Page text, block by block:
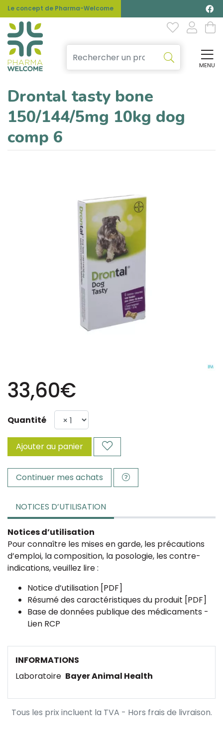
Le concept de Pharma-Welcome
MENU
Drontal tasty bone
150/144/5mg 10kg dog
comp 6
33,60€
Quantité
Ajouter au panier
Continuer mes achats
NOTICES D’UTILISATION
Notices d’utilisation
Pour connaître les mises en garde, les précautions
d’emploi, la composition, la posologie, les contre-
indications, veuillez lire :
Notice d’utilisation [PDF]
Résumé des caractéristiques du produit [PDF]
Base de données publique des médicaments -
Lien RCP
INFORMATIONS
Laboratoire Bayer Animal Health
Tous les prix incluent la TVA - Hors frais de livraison.